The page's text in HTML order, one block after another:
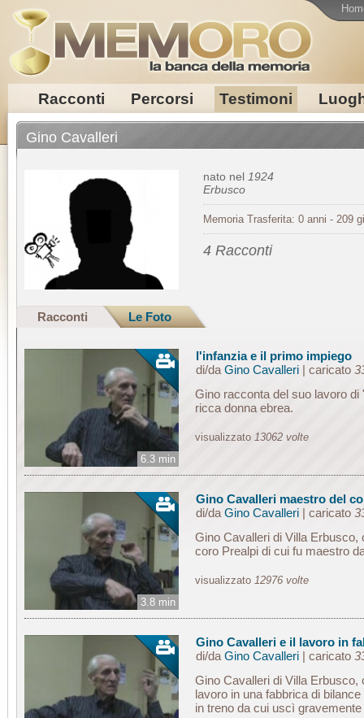
Racconti Percorsi Testimoni
Gino Cavalleri
nato nel 1924
Erbusco
Memoria Trasferita: 0 anni - 209
4 Racconti
Racconti Le Foto
6.3 min
l'infanzia e il primo impiego
di/da Gino Cavalleri| caricato
Gino racconta del suo lavoro
ricca donna ebrea.
visualizzato 13062 volte
3.8 min
Gino Cavalleri maestro del
di/da Gino Cavalleri| caricato
Gino Cavalleri di Villa
coro Prealpi di cui fu maestro
visualizzato 12976 volte
Gino Cavalleri e il lavoro in
di/da Gino Cavalleri| caricato
Gino Cavalleri di Villa
lavoro in una fabbrica di
in treno da cui uscì gravemente